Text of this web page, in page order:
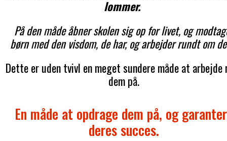
lommer.
På den måde åbner skolen sig op for livet, og
børn med den visdom, de har, og arbejder rundt om
Dette er uden tvivl en meget sundere måde at arbejde
dem på.
En måde at opdrage dem på, og
deres succes.